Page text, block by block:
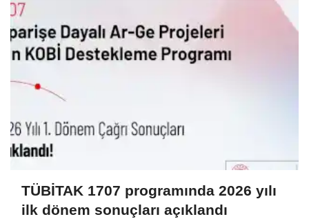
TÜBİTAK 1707 programında 2026 yılı
ilk dönem sonuçları açıklandı